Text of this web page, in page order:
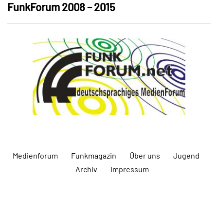
FunkForum 2008 – 2015
Medienforum Funkmagazin Über uns
Jugend
Archiv
Impressum